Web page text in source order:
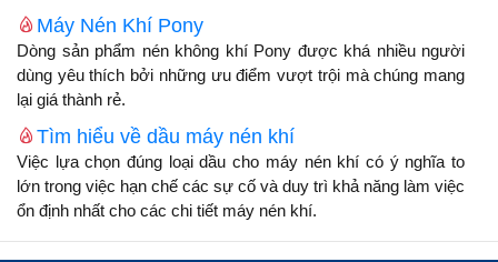
Máy Nén Khí Pony
Dòng sản phẩm nén không khí Pony được khá nhiều người
dùng yêu thích bởi những ưu điểm vượt trội mà chúng mang
lại giá thành rẻ.
Tìm hiểu về dầu máy nén khí
Việc lựa chọn đúng loại dầu cho máy nén khí có ý nghĩa to
lớn trong việc hạn chế các sự cố và duy trì khả năng làm việc
ổn định nhất cho các chi tiết máy nén khí.